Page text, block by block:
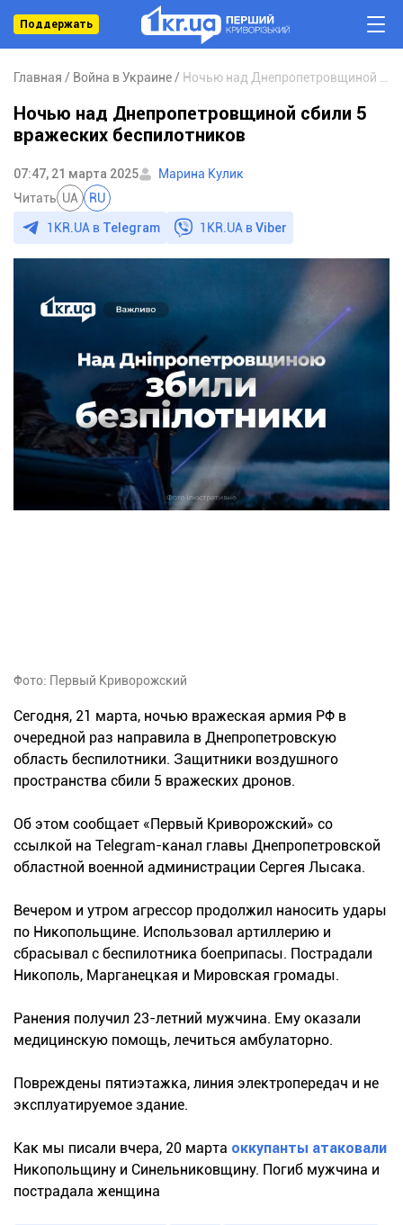
Поддержать
Главная Война в Украине
Ночью над Днепропетровщиной сбили 5
вражеских беспилотников
07:47, 21 марта 2025
Марина Кулик
Читать UA RU
1KR.UA в Telegram 1KR.UA вViber
Фото: Первый Криворожский
Сегодня, 21 марта, ночью вражеская армия РФ в
очередной раз направила в Днепропетровскую
область беспилотники. Защитники воздушного
пространства сбили 5 вражеских дронов.
Об этом сообщает «Первый Криворожский» со
ссылкой на Telegram-канал главы Днепропетровской
областной военной администрации Сергея Лысака.
Вечером и утром агрессор продолжил наносить удары
по Никопольщине. Использовал артиллерию и
сбрасывал с беспилотника боеприпасы. Пострадали
Никополь, Марганецкая и Мировская громады.
Ранения получил 23-летний мужчина. Ему оказали
медицинскую помощь, лечиться амбулаторно.
Повреждены пятиэтажка, линия электропередач и не
эксплуатируемое здание.
Как мы писали вчера, 20 марта оккупанты атаковали
Никопольщину и Синельниковщину. Погиб мужчина и
пострадала женщина